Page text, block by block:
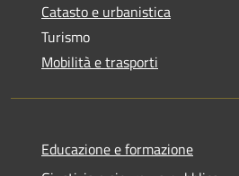
Catasto e urbanistica
Turismo
Mobilità e trasporti
Educazione e formazione